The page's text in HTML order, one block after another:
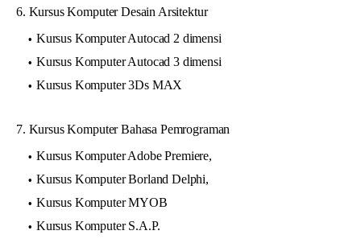
6. Kursus Komputer Desain Arsitektur
Kursus Komputer Autocad 2 dimensi
Kursus Komputer Autocad 3 dimensi
Kursus Komputer 3Ds MAX
7. Kursus Komputer Bahasa Pemrograman
Kursus Komputer Adobe Premiere,
Kursus Komputer Borland Delphi,
Kursus Komputer MYOB
Kursus Komputer S.A.P.